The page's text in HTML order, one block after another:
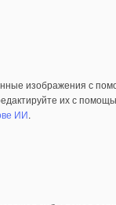
изображения с
их с
ИИ.